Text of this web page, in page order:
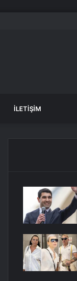
İLETIŞIM